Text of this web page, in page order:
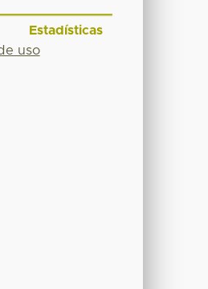
Estadísticas
uso